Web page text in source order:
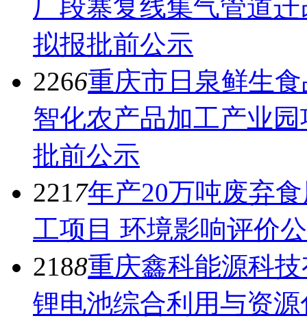
厂段寨复线集气管道
拟报批前公示
2266重庆市日泉鲜生
智化农产品加工产业
批前公示
2217年产20万吨废弃
工项目 环境影响评价
2188重庆鑫科能源科
锂电池综合利用与资